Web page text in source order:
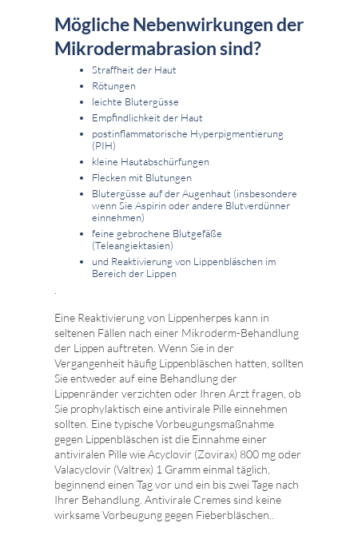
Mögliche Nebenwirkungen der
Mikrodermabrasion sind?
Straffheit der Haut
Rötungen
leichte Blutergüsse
Empfindlichkeit der Haut
postinflammatorische Hyperpigmentierung
(PIH)
kleine Hautabschürfungen
Flecken mit Blutungen
Blutergüsse auf der Augenhaut (insbesondere
wenn Sie Aspirin oder andere Blutverdünner
einnehmen)
feine gebrochene Blutgefäße
(Teleangiektasien)
und Reaktivierung von Lippenbläschen im
Bereich der Lippen
Eine Reaktivierung von Lippenherpes kann in
seltenen Fällen nach einer Mikroderm-Behandlung
der Lippen auftreten. Wenn Sie in der
Vergangenheit häufig Lippenbläschen hatten, sollten
Sie entweder auf eine Behandlung der
Lippenränder verzichten oder Ihren Arzt fragen, ob
Sie prophylaktisch eine antivirale Pille einnehmen
sollten. Eine typische Vorbeugungsmaßnahme
gegen Lippenbläschen ist die Einnahme einer
antiviralen Pille wie Acyclovir (Zovirax) 800 mg oder
Valacyclovir (Valtrex) 1 Gramm einmal täglich,
beginnend einen Tag vor und ein bis zwei Tage nach
Ihrer Behandlung. Antivirale Cremes sind keine
wirksame Vorbeugung gegen Fieberbläschen..